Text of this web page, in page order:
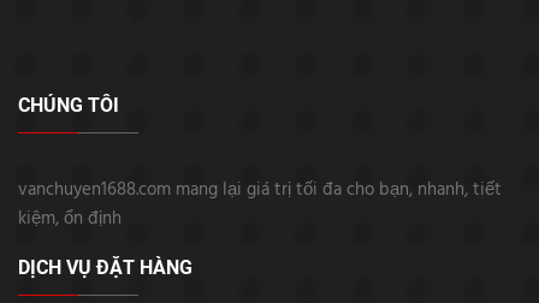
CHÚNG TÔI
vanchuyen1688.com mang lại giá trị tối đa cho bạn, nhanh, tiết
kiệm, ổn định
DỊCH VỤ ĐẶT HÀNG